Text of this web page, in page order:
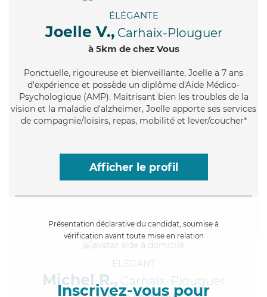
ÉLÉGANTE
Joelle V., Carhaix-Plouguer
à 5km de chez Vous
Ponctuelle, rigoureuse et bienveillante, Joelle a 7 ans
d'expérience et possède un diplôme d'Aide Médico-
Psychologique (AMP). Maitrisant bien les troubles de la
vision et la maladie d'alzheimer, Joelle apporte ses services
de compagnie/loisirs, repas, mobilité et lever/coucher*
Afficher le profil
Présentation déclarative du candidat, soumise à
vérification avant toute mise en relation
Inscrivez-vous pour
ÉLÉGANT
Michel R., Carhaix-Plouguer